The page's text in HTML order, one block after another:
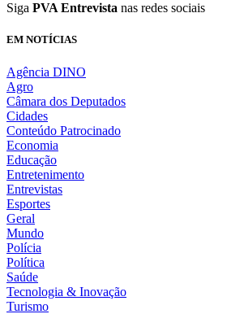
Siga PVA Entrevista nas redes sociais
EM NOTÍCIAS
Agência DINO
Agro
Câmara dos Deputados
Cidades
Conteúdo Patrocinado
Economia
Educação
Entretenimento
Entrevistas
Esportes
Geral
Mundo
Polícia
Política
Saúde
Tecnologia & Inovação
Turismo